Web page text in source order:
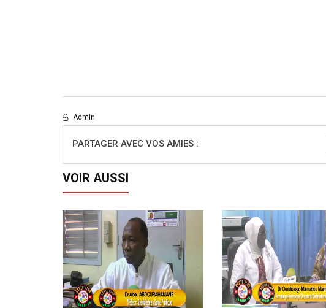
Admin
PARTAGER AVEC VOS AMIES :
VOIR AUSSI